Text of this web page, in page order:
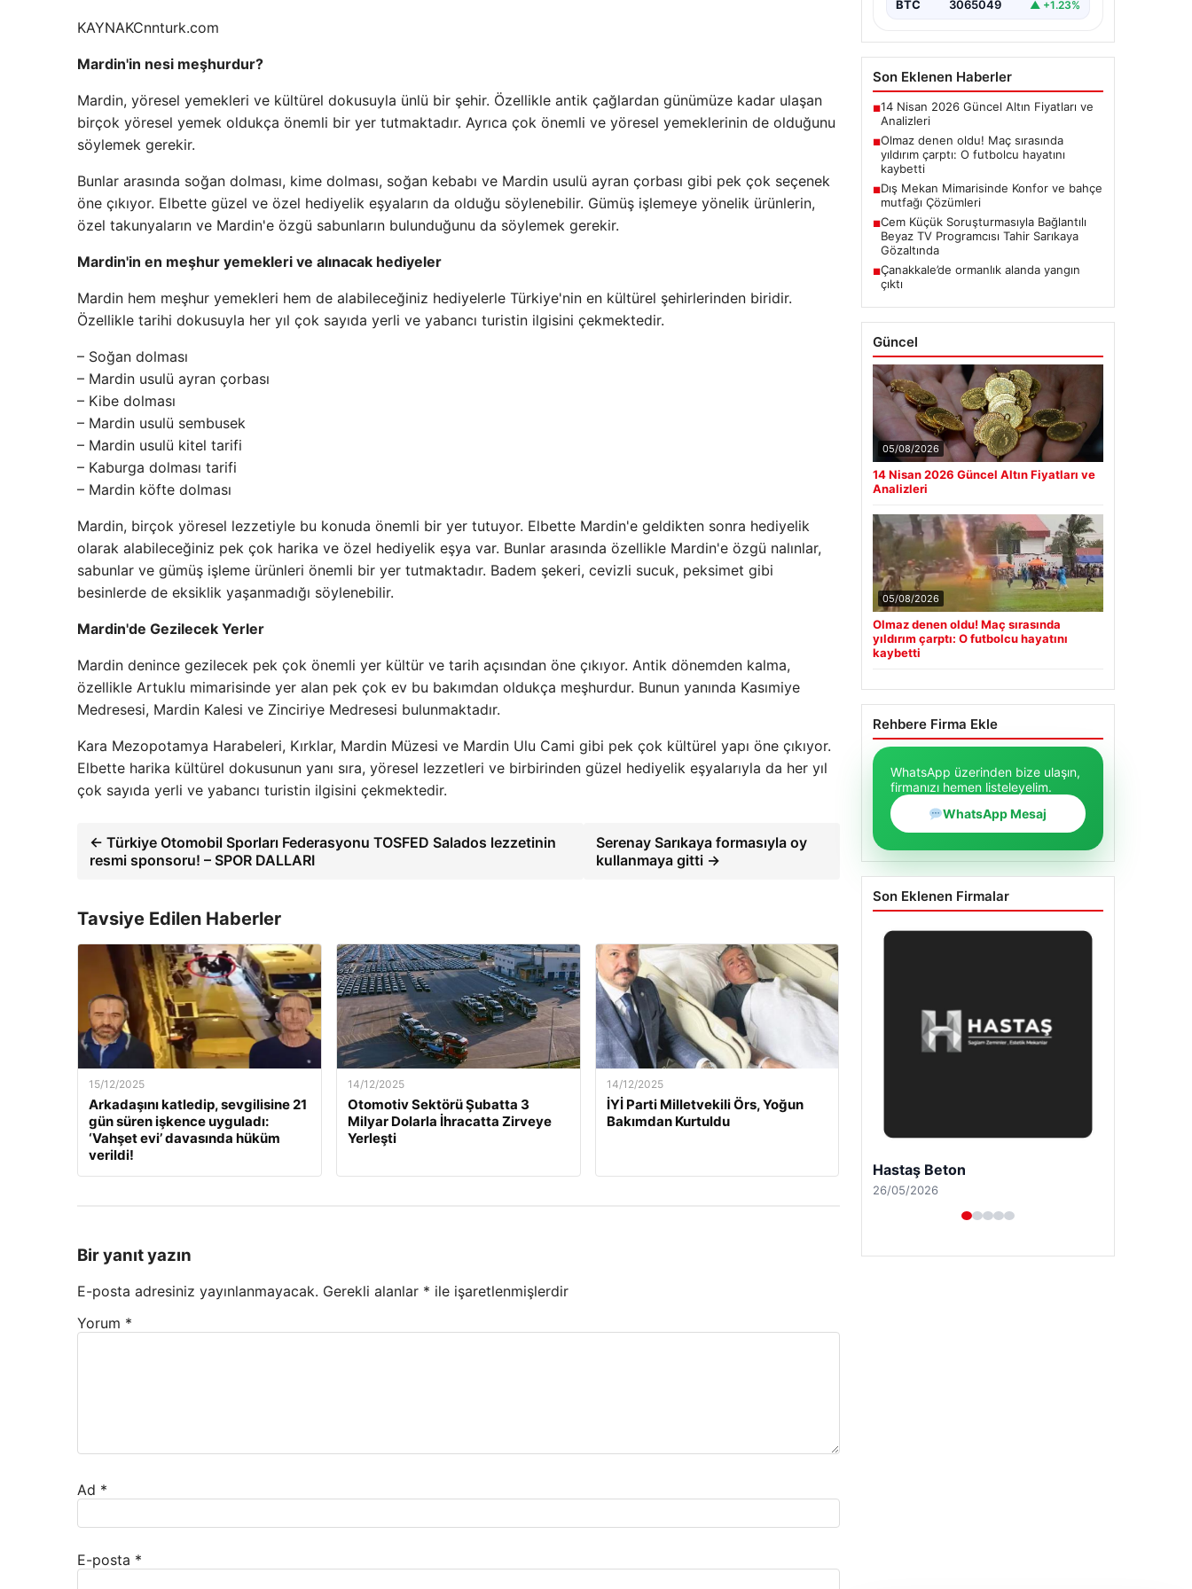
KAYNAKCnnturk.com
Mardin'in nesi meşhurdur?
Mardin, yöresel yemekleri ve kültürel dokusuyla ünlü bir şehir. Özellikle antik çağlardan günümüze kadar ulaşan
birçok yöresel yemek oldukça önemli bir yer tutmaktadır. Ayrıca çok önemli ve yöresel yemeklerinin de olduğunu
söylemek gerekir.
Bunlar arasında soğan dolması, kime dolması, soğan kebabı ve Mardin usulü ayran çorbası gibi pek çok seçenek
öne çıkıyor. Elbette güzel ve özel hediyelik eşyaların da olduğu söylenebilir. Gümüş işlemeye yönelik ürünlerin,
özel takunyaların ve Mardin'e özgü sabunların bulunduğunu da söylemek gerekir.
Mardin'in en meşhur yemekleri ve alınacak hediyeler
Mardin hem meşhur yemekleri hem de alabileceğiniz hediyelerle Türkiye'nin en kültürel şehirlerinden biridir.
Özellikle tarihi dokusuyla her yıl çok sayıda yerli ve yabancı turistin ilgisini çekmektedir.
– Soğan dolması
– Mardin usulü ayran çorbası
– Kibe dolması
– Mardin usulü sembusek
– Mardin usulü kitel tarifi
– Kaburga dolması tarifi
– Mardin köfte dolması
Mardin, birçok yöresel lezzetiyle bu konuda önemli bir yer tutuyor. Elbette Mardin'e geldikten sonra hediyelik
olarak alabileceğiniz pek çok harika ve özel hediyelik eşya var. Bunlar arasında özellikle Mardin'e özgü nalınlar,
sabunlar ve gümüş işleme ürünleri önemli bir yer tutmaktadır. Badem şekeri, cevizli sucuk, peksimet gibi
besinlerde de eksiklik yaşanmadığı söylenebilir.
Mardin'de Gezilecek Yerler
Mardin denince gezilecek pek çok önemli yer kültür ve tarih açısından öne çıkıyor. Antik dönemden kalma,
özellikle Artuklu mimarisinde yer alan pek çok ev bu bakımdan oldukça meşhurdur. Bunun yanında Kasımiye
Medresesi, Mardin Kalesi ve Zinciriye Medresesi bulunmaktadır.
Kara Mezopotamya Harabeleri, Kırklar, Mardin Müzesi ve Mardin Ulu Cami gibi pek çok kültürel yapı öne çıkıyor.
Elbette harika kültürel dokusunun yanı sıra, yöresel lezzetleri ve birbirinden güzel hediyelik eşyalarıyla da her yıl
çok sayıda yerli ve yabancı turistin ilgisini çekmektedir.
← Türkiye Otomobil Sporları Federasyonu TOSFED Salados lezzetinin
resmi sponsoru! – SPOR DALLARI
Serenay Sarıkaya formasıyla oy
kullanmaya gitti →
Tavsiye Edilen Haberler
15/12/2025
Arkadaşını katledip, sevgilisine 21
gün süren işkence uyguladı:
‘Vahşet evi’ davasında hüküm
verildi!
14/12/2025
Otomotiv Sektörü Şubatta 3
Milyar Dolarla İhracatta Zirveye
Yerleşti
14/12/2025
İYİ Parti Milletvekili Örs, Yoğun
Bakımdan Kurtuldu
Bir yanıt yazın
E-posta adresiniz yayınlanmayacak. Gerekli alanlar * ile işaretlenmişlerdir
Yorum *
Ad *
E-posta *
BTC 3065049 ▲ +1.23%
Son Eklenen Haberler
■14 Nisan 2026 Güncel Altın Fiyatları ve
Analizleri
■Olmaz denen oldu! Maç sırasında
yıldırım çarptı: O futbolcu hayatını
kaybetti
■Dış Mekan Mimarisinde Konfor ve bahçe
mutfağı Çözümleri
■Cem Küçük Soruşturmasıyla Bağlantılı
Beyaz TV Programcısı Tahir Sarıkaya
Gözaltında
■Çanakkale’de ormanlık alanda yangın
çıktı
Güncel
05/08/2026
14 Nisan 2026 Güncel Altın Fiyatları ve
Analizleri
05/08/2026
Olmaz denen oldu! Maç sırasında
yıldırım çarptı: O futbolcu hayatını
kaybetti
Rehbere Firma Ekle
WhatsApp üzerinden bize ulaşın,
firmanızı hemen listeleyelim.
WhatsApp Mesaj
Son Eklenen Firmalar
Enes Kaplan Avukatlık Bürosu
28/04/2026